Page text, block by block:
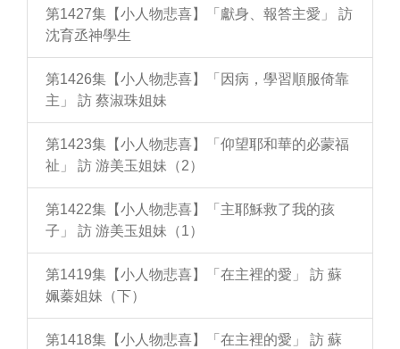
第1427集【小人物悲喜】「獻身、報答主愛」 訪
沈育丞神學生
第1426集【小人物悲喜】「因病，學習順服倚靠
主」 訪 蔡淑珠姐妹
第1423集【小人物悲喜】「仰望耶和華的必蒙福
祉」 訪 游美玉姐妹（2）
第1422集【小人物悲喜】「主耶穌救了我的孩
子」 訪 游美玉姐妹（1）
第1419集【小人物悲喜】「在主裡的愛」 訪 蘇
姵蓁姐妹（下）
第1418集【小人物悲喜】「在主裡的愛」 訪 蘇